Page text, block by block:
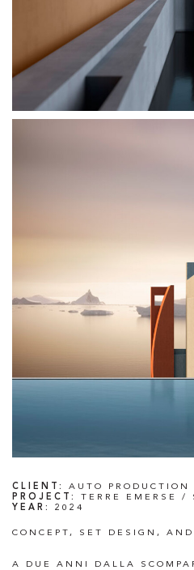
CLIENT:
AUTO PRODUCTION
PROJECT:
TERRE EMERSE /
YEAR:
2024
CONCEPT, SET DESIGN,
A DUE ANNI DALLA